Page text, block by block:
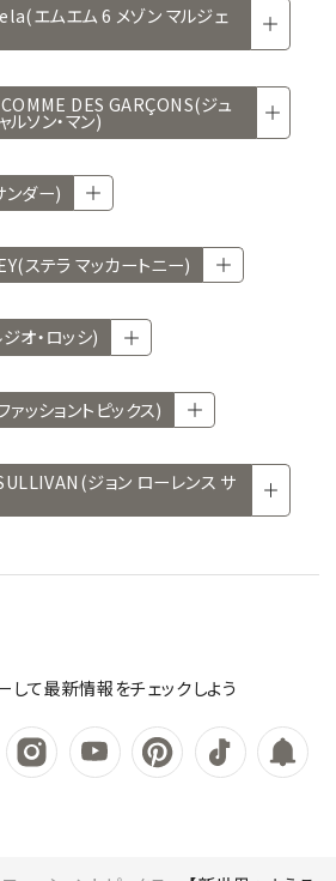
エムエム 6 メゾン マルジェ
DES GARÇONS(ジュ
ルソン・マン)
ダー)
ステラ マッカートニー)
オ・ロッシ)
ッショントピックス)
ジョン ローレンス サ
して最新情報をチェックしよう